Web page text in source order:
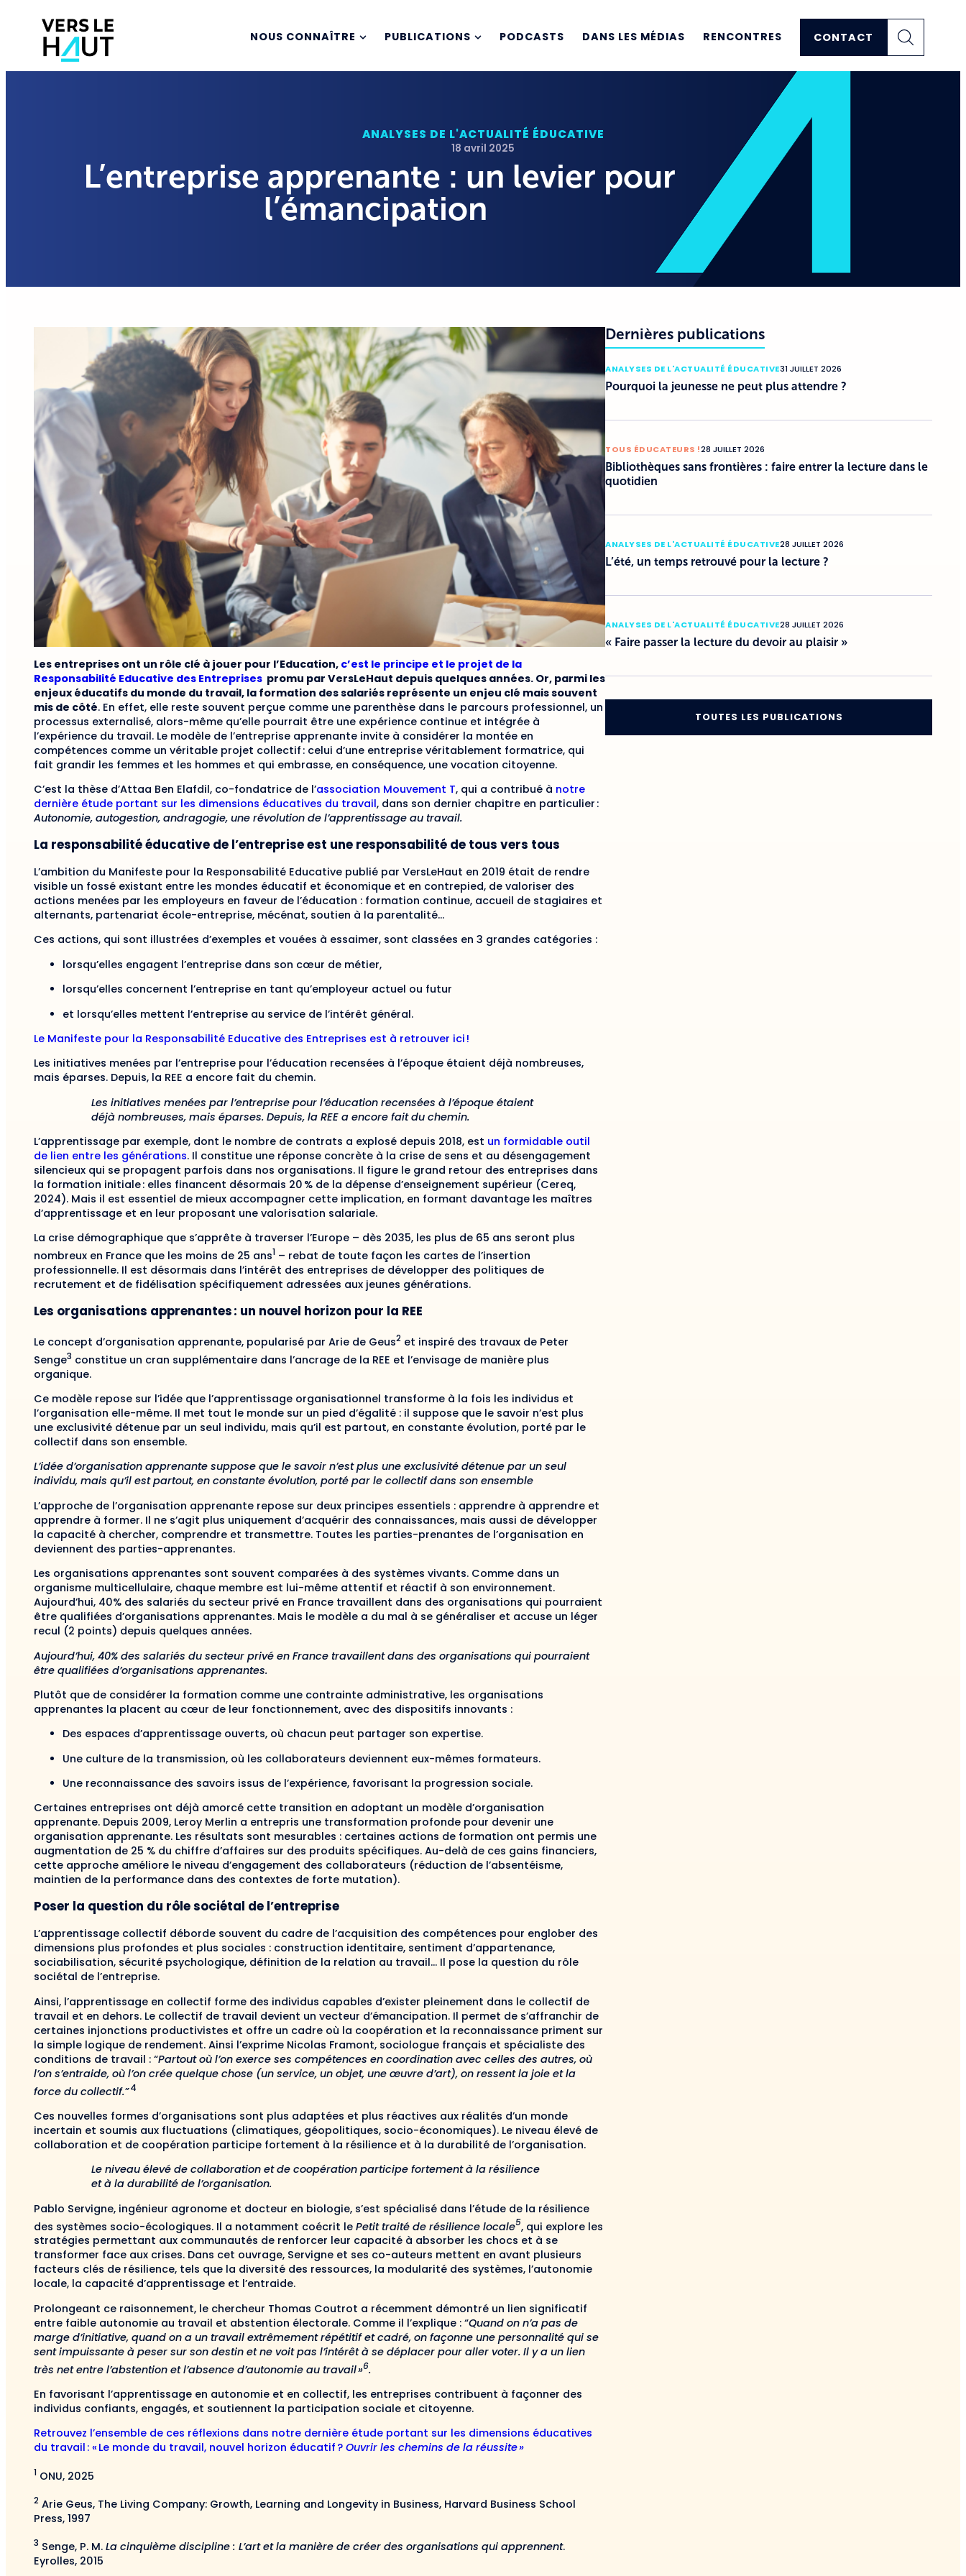
NOUS CONNAÎTRE PUBLICATIONS PODCASTS DANS LES MÉDIAS RENCONTRES CONTACT
ANALYSES DE L'ACTUALITÉ ÉDUCATIVE
18 avril 2025
L’entreprise apprenante : un levier pour
l’émancipation
Les entreprises ont un rôle clé à jouer pour l’Education, c’est le principe et le projet de la
Responsabilité Educative des Entreprises promu par VersLeHaut depuis quelques années. Or, parmi les
enjeux éducatifs du monde du travail, la formation des salariés représente un enjeu clé mais souvent
mis de côté. En effet, elle reste souvent perçue comme une parenthèse dans le parcours professionnel, un
processus externalisé, alors-même qu’elle pourrait être une expérience continue et intégrée à
l’expérience du travail. Le modèle de l’entreprise apprenante invite à considérer la montée en
compétences comme un véritable projet collectif : celui d’une entreprise véritablement formatrice, qui
fait grandir les femmes et les hommes et qui embrasse, en conséquence, une vocation citoyenne.
C’est la thèse d’Attaa Ben Elafdil, co-fondatrice de l’association Mouvement T, qui a contribué à notre
dernière étude portant sur les dimensions éducatives du travail, dans son dernier chapitre en particulier :
Autonomie, autogestion, andragogie, une révolution de l’apprentissage au travail.
La responsabilité éducative de l’entreprise est une responsabilité de tous vers tous
L’ambition du Manifeste pour la Responsabilité Educative publié par VersLeHaut en 2019 était de rendre
visible un fossé existant entre les mondes éducatif et économique et en contrepied, de valoriser des
actions menées par les employeurs en faveur de l’éducation : formation continue, accueil de stagiaires et
alternants, partenariat école-entreprise, mécénat, soutien à la parentalité…
Ces actions, qui sont illustrées d’exemples et vouées à essaimer, sont classées en 3 grandes catégories :
lorsqu’elles engagent l’entreprise dans son cœur de métier,
lorsqu’elles concernent l’entreprise en tant qu’employeur actuel ou futur
et lorsqu’elles mettent l’entreprise au service de l’intérêt général.
Le Manifeste pour la Responsabilité Educative des Entreprises est à retrouver ici !
Les initiatives menées par l’entreprise pour l’éducation recensées à l’époque étaient déjà nombreuses,
mais éparses. Depuis, la REE a encore fait du chemin.
Les initiatives menées par l’entreprise pour l’éducation recensées à l’époque étaient
déjà nombreuses, mais éparses. Depuis, la REE a encore fait du chemin.
L’apprentissage par exemple, dont le nombre de contrats a explosé depuis 2018, est un formidable outil
de lien entre les générations. Il constitue une réponse concrète à la crise de sens et au désengagement
silencieux qui se propagent parfois dans nos organisations. Il figure le grand retour des entreprises dans
la formation initiale : elles financent désormais 20 % de la dépense d’enseignement supérieur (Cereq,
2024). Mais il est essentiel de mieux accompagner cette implication, en formant davantage les maîtres
d’apprentissage et en leur proposant une valorisation salariale.
La crise démographique que s’apprête à traverser l’Europe – dès 2035, les plus de 65 ans seront plus
nombreux en France que les moins de 25 ans1 – rebat de toute façon les cartes de l’insertion
professionnelle. Il est désormais dans l’intérêt des entreprises de développer des politiques de
recrutement et de fidélisation spécifiquement adressées aux jeunes générations.
Les organisations apprenantes : un nouvel horizon pour la REE
Le concept d’organisation apprenante, popularisé par Arie de Geus2 et inspiré des travaux de Peter
Senge3 constitue un cran supplémentaire dans l’ancrage de la REE et l’envisage de manière plus
organique.
Ce modèle repose sur l’idée que l’apprentissage organisationnel transforme à la fois les individus et
l’organisation elle-même. Il met tout le monde sur un pied d’égalité : il suppose que le savoir n’est plus
une exclusivité détenue par un seul individu, mais qu’il est partout, en constante évolution, porté par le
collectif dans son ensemble.
L’idée d’organisation apprenante suppose que le savoir n’est plus une exclusivité détenue par un seul
individu, mais qu’il est partout, en constante évolution, porté par le collectif dans son ensemble
L’approche de l’organisation apprenante repose sur deux principes essentiels : apprendre à apprendre et
apprendre à former. Il ne s’agit plus uniquement d’acquérir des connaissances, mais aussi de développer
la capacité à chercher, comprendre et transmettre. Toutes les parties-prenantes de l’organisation en
deviennent des parties-apprenantes.
Les organisations apprenantes sont souvent comparées à des systèmes vivants. Comme dans un
organisme multicellulaire, chaque membre est lui-même attentif et réactif à son environnement.
Aujourd’hui, 40% des salariés du secteur privé en France travaillent dans des organisations qui pourraient
être qualifiées d’organisations apprenantes. Mais le modèle a du mal à se généraliser et accuse un léger
recul (2 points) depuis quelques années.
Aujourd’hui, 40% des salariés du secteur privé en France travaillent dans des organisations qui pourraient
être qualifiées d’organisations apprenantes.
Plutôt que de considérer la formation comme une contrainte administrative, les organisations
apprenantes la placent au cœur de leur fonctionnement, avec des dispositifs innovants :
Des espaces d’apprentissage ouverts, où chacun peut partager son expertise.
Une culture de la transmission, où les collaborateurs deviennent eux-mêmes formateurs.
Une reconnaissance des savoirs issus de l’expérience, favorisant la progression sociale.
Certaines entreprises ont déjà amorcé cette transition en adoptant un modèle d’organisation
apprenante. Depuis 2009, Leroy Merlin a entrepris une transformation profonde pour devenir une
organisation apprenante. Les résultats sont mesurables : certaines actions de formation ont permis une
augmentation de 25 % du chiffre d’affaires sur des produits spécifiques. Au-delà de ces gains financiers,
cette approche améliore le niveau d’engagement des collaborateurs (réduction de l’absentéisme,
maintien de la performance dans des contextes de forte mutation).
Poser la question du rôle sociétal de l’entreprise
L’apprentissage collectif déborde souvent du cadre de l’acquisition des compétences pour englober des
dimensions plus profondes et plus sociales : construction identitaire, sentiment d’appartenance,
sociabilisation, sécurité psychologique, définition de la relation au travail… Il pose la question du rôle
sociétal de l’entreprise.
Ainsi, l’apprentissage en collectif forme des individus capables d’exister pleinement dans le collectif de
travail et en dehors. Le collectif de travail devient un vecteur d’émancipation. Il permet de s’affranchir de
certaines injonctions productivistes et offre un cadre où la coopération et la reconnaissance priment sur
la simple logique de rendement. Ainsi l’exprime Nicolas Framont, sociologue français et spécialiste des
conditions de travail : “Partout où l’on exerce ses compétences en coordination avec celles des autres, où
l’on s’entraide, où l’on crée quelque chose (un service, un objet, une œuvre d’art), on ressent la joie et la
force du collectif.”4
Ces nouvelles formes d’organisations sont plus adaptées et plus réactives aux réalités d’un monde
incertain et soumis aux fluctuations (climatiques, géopolitiques, socio-économiques). Le niveau élevé de
collaboration et de coopération participe fortement à la résilience et à la durabilité de l’organisation.
Le niveau élevé de collaboration et de coopération participe fortement à la résilience
et à la durabilité de l’organisation.
Pablo Servigne, ingénieur agronome et docteur en biologie, s’est spécialisé dans l’étude de la résilience
des systèmes socio-écologiques. Il a notamment coécrit le Petit traité de résilience locale5, qui explore les
stratégies permettant aux communautés de renforcer leur capacité à absorber les chocs et à se
transformer face aux crises. Dans cet ouvrage, Servigne et ses co-auteurs mettent en avant plusieurs
facteurs clés de résilience, tels que la diversité des ressources, la modularité des systèmes, l’autonomie
locale, la capacité d’apprentissage et l’entraide.
Prolongeant ce raisonnement, le chercheur Thomas Coutrot a récemment démontré un lien significatif
entre faible autonomie au travail et abstention électorale. Comme il l’explique : “Quand on n’a pas de
marge d’initiative, quand on a un travail extrêmement répétitif et cadré, on façonne une personnalité qui se
sent impuissante à peser sur son destin et ne voit pas l’intérêt à se déplacer pour aller voter. Il y a un lien
très net entre l’abstention et l’absence d’autonomie au travail »6.
En favorisant l’apprentissage en autonomie et en collectif, les entreprises contribuent à façonner des
individus confiants, engagés, et soutiennent la participation sociale et citoyenne.
Retrouvez l’ensemble de ces réflexions dans notre dernière étude portant sur les dimensions éducatives
du travail : « Le monde du travail, nouvel horizon éducatif ? Ouvrir les chemins de la réussite »
1 ONU, 2025
2 Arie Geus, The Living Company: Growth, Learning and Longevity in Business, Harvard Business School
Press, 1997
3 Senge, P. M. La cinquième discipline : L’art et la manière de créer des organisations qui apprennent.
Eyrolles, 2015
Dernières publications
ANALYSES DE L'ACTUALITÉ ÉDUCATIVE31 JUILLET 2026
Pourquoi la jeunesse ne peut plus attendre ?
TOUS ÉDUCATEURS !28 JUILLET 2026
Bibliothèques sans frontières : faire entrer la lecture dans le
quotidien
ANALYSES DE L'ACTUALITÉ ÉDUCATIVE28 JUILLET 2026
L’été, un temps retrouvé pour la lecture ?
ANALYSES DE L'ACTUALITÉ ÉDUCATIVE28 JUILLET 2026
« Faire passer la lecture du devoir au plaisir »
TOUTES LES PUBLICATIONS